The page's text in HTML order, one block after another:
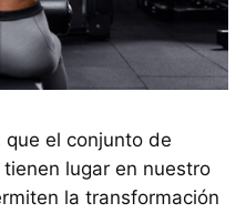
que el conjunto de
lugar en nuestro
la transformación